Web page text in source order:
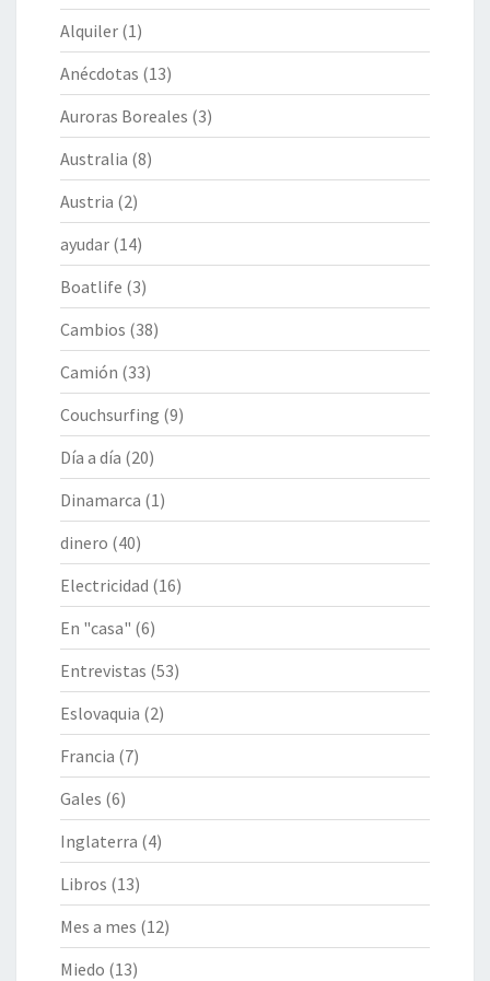
Alquiler (1)
Anécdotas (13)
Auroras Boreales (3)
Australia (8)
Austria (2)
ayudar (14)
Boatlife (3)
Cambios (38)
Camión (33)
Couchsurfing (9)
Día a día (20)
Dinamarca (1)
dinero (40)
Electricidad (16)
En "casa" (6)
Entrevistas (53)
Eslovaquia (2)
Francia (7)
Gales (6)
Inglaterra (4)
Libros (13)
Mes a mes (12)
Miedo (13)